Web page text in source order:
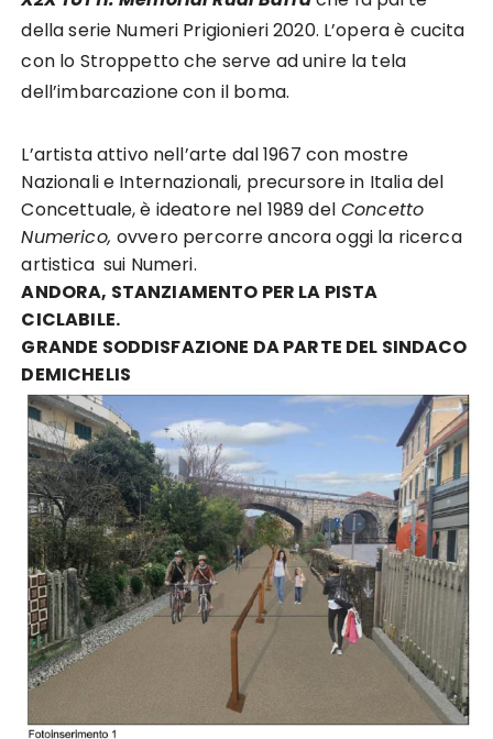
della serie Numeri Prigionieri 2020. L’opera è cucita
con lo Stroppetto che serve ad unire la tela
dell’imbarcazione con il boma.
L’artista attivo nell’arte dal 1967 con mostre
Nazionali e Internazionali, precursore in Italia del
Concettuale, è ideatore nel 1989 delConcetto
Numerico, ovvero percorre ancora oggi la ricerca
artistica sui Numeri.
ANDORA, STANZIAMENTO PER LA PISTA
CICLABILE.
GRANDE SODDISFAZIONE DA PARTE DEL SINDACO
DEMICHELIS